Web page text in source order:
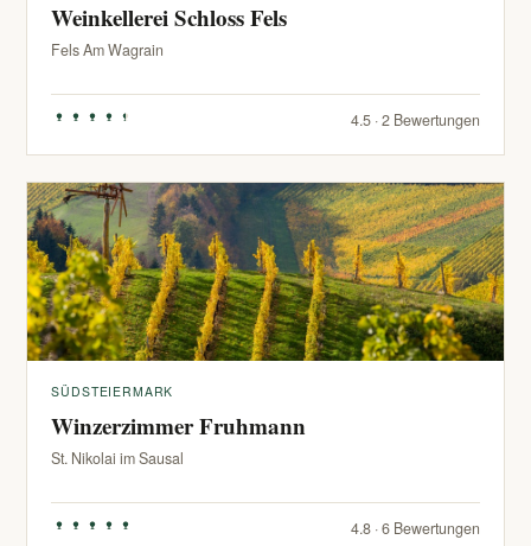
Weinkellerei Schloss Fels
Fels Am Wagrain
4.5 · 2 Bewertungen
SÜDSTEIERMARK
Winzerzimmer Fruhmann
St. Nikolai im Sausal
4.8 · 6 Bewertungen